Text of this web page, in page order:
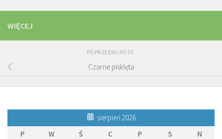
WIĘCEJ
POPRZEDNI POST
Czarne pisklęta
sierpień 2026
P
W Ś C P S
N